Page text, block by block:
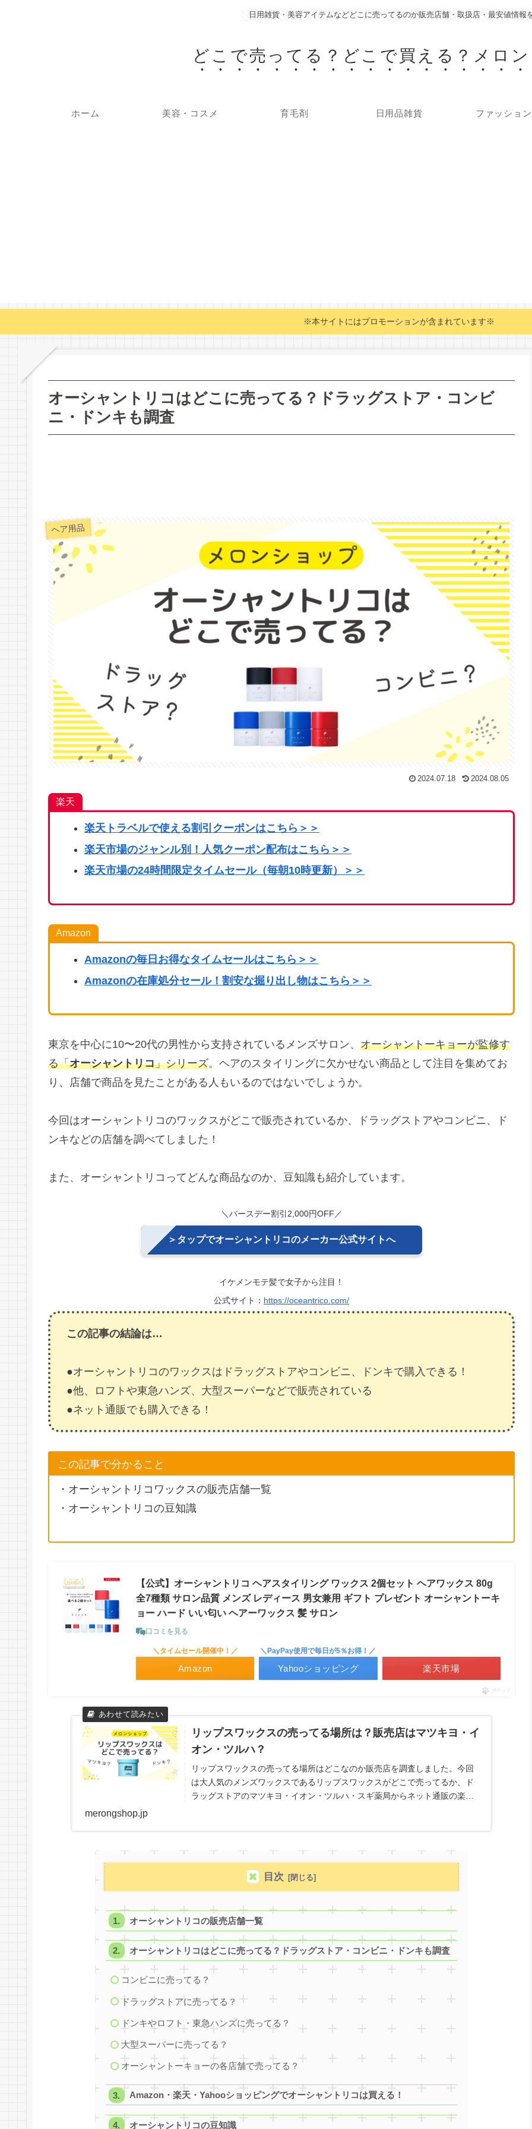
日用雑貨・美容アイテムなどどこに売ってるのか販売店舗・取扱店・最安値情報
どこで売ってる？どこで買える？メロ
ホーム 美容・コスメ 育毛剤 日用品雑貨 ファッション
※本サイトにはプロモーションが含まれています※
オーシャントリコはどこに売ってる？ドラッグストア・コンビ
ニ・ドンキも調査
ヘア用品
2024.07.18 2024.08.05
楽天
楽天トラベルで使える割引クーポンはこちら ＞＞
楽天市場のジャンル別！人気クーポン配布はこちら＞＞
楽天市場の24時間限定タイムセール（毎朝10時更新）＞＞
Amazon
Amazonの毎日お得なタイムセールはこちら＞＞
Amazonの在庫処分セール！割安な掘り出し物はこちら＞＞
東京を中心に10〜20代の男性から支持されているメンズサロン、 オーシャントーキョーが監修す
る「オーシャントリコ」シリーズ。ヘアのスタイリングに欠かせない商品として注目を集めてお
り、店舗で商品を見たことがある人もいるのではないでしょうか。
今回はオーシャントリコのワックスがどこで販売されているか、ドラッグストアやコンビニ、ド
ンキなどの店舗を調べてしました！
また、オーシャントリコってどんな商品なのか、豆知識も紹介しています。
＼バースデー割引2,000円OFF／
＞タップでオーシャントリコのメーカー公式サイトへ
イケメンモテ髪で女子から注目！
公式サイト： https://oceantrico.com/
この記事の結論は…
●オーシャントリコのワックスはドラッグストアやコンビニ、ドンキで購入できる！
●他、ロフトや東急ハンズ、大型スーパーなどで販売されている
●ネット通販でも購入できる！
この記事で分かること
・オーシャントリコワックスの販売店舗一覧
・オーシャントリコの豆知識
【公式】オーシャントリコ ヘアスタイリング ワックス 2個セット ヘアワックス 80g
全7種類 サロン品質 メンズ レディース 男女兼用 ギフト プレゼント オーシャントーキ
ョー ハード いい匂い ヘアーワックス 髪 サロン
口コミを見る
＼タイムセール開催中！／
Amazon 楽天市場
＼PayPay使用で毎日が5％お得！／
Yahooショッピング
ポチップ
リップスワックスの売ってる場所は？販売店はマツキヨ・イ
オン・ツルハ？
リップスワックスの売ってる場所はどこなのか販売店を調査しました。今回
は大人気のメンズワックスであるリップスワックスがどこで売ってるか、ド
ラッグストアのマツキヨ・イオン・ツルハ・スギ薬局からネット通販の楽
merongshop.jp
目次
オーシャントリコの販売店舗一覧
オーシャントリコはどこに売ってる？ドラッグストア・コンビニ・ドンキも調査
コンビニに売ってる？
ドラッグストアに売ってる？
ドンキやロフト・東急ハンズに売ってる？
大型スーパーに売ってる？
オーシャントーキョーの各店舗で売ってる？
Amazon・楽天・Yahooショッピングでオーシャントリコは買える！
オーシャントリコの豆知識